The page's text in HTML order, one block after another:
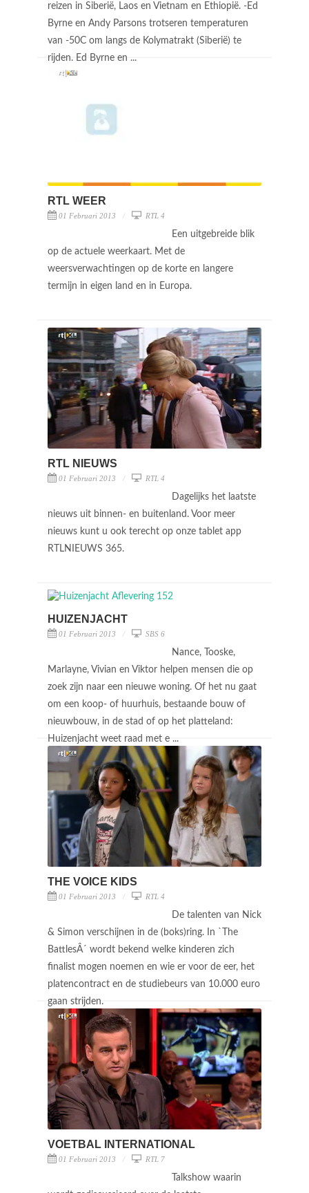
reizen in Siberië, Laos en Vietnam en Ethiopië. -Ed
Byrne en Andy Parsons trotseren temperaturen
van -50C om langs de Kolymatrakt (Siberië) te
rijden. Ed Byrne en ...
RTL WEER
01 Februari 2013 RTL 4
Een uitgebreide blik
op de actuele weerkaart. Met de
weersverwachtingen op de korte en langere
termijn in eigen land en in Europa.
RTL NIEUWS
01 Februari 2013 RTL 4
Dagelijks het laatste
nieuws uit binnen- en buitenland. Voor meer
nieuws kunt u ook terecht op onze tablet app
RTLNIEUWS 365.
HUIZENJACHT
01 Februari 2013 SBS 6
Nance, Tooske,
Marlayne, Vivian en Viktor helpen mensen die op
zoek zijn naar een nieuwe woning. Of het nu gaat
om een koop- of huurhuis, bestaande bouw of
nieuwbouw, in de stad of op het platteland:
Huizenjacht weet raad met e ...
THE VOICE KIDS
01 Februari 2013 RTL 4
De talenten van Nick
& Simon verschijnen in de (boks)ring. In `The
BattlesÂ´ wordt bekend welke kinderen zich
finalist mogen noemen en wie er voor de eer, het
platencontract en de studiebeurs van 10.000 euro
gaan strijden.
VOETBAL INTERNATIONAL
01 Februari 2013 RTL 7
Talkshow waarin